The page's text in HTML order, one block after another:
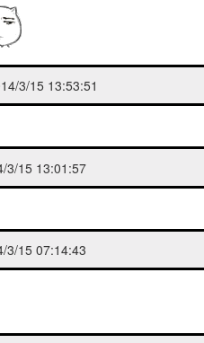
3/15 13:53:51
3/15 13:01:57
3/15 07:14:43